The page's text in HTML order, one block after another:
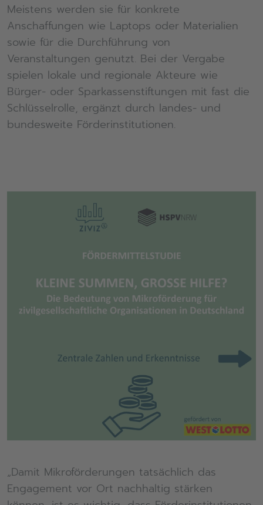
Meistens werden sie für konkrete
Anschaffungen wie Laptops oder Materialien
sowie für die Durchführung von
Veranstaltungen genutzt. Bei der Vergabe
spielen lokale und regionale Akteure wie
Bürger- oder Sparkassenstiftungen mit fast die
Schlüsselrolle, ergänzt durch landes- und
bundesweite Förderinstitutionen.
„Damit Mikroförderungen tatsächlich das
Engagement vor Ort nachhaltig stärken